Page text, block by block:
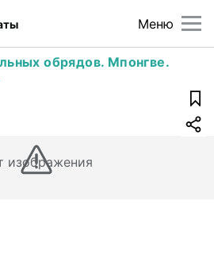
Меню
обрядов. Мпонгве.
изображения